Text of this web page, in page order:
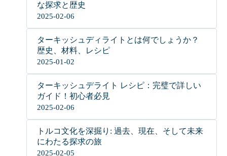
な探求と歴史
2025-02-06
ターキッシュディライトとは何でしょうか？
歴史、材料、レシピ
2025-01-02
ターキッシュデライト レシピ：完璧で詳しい
ガイド！初心者必見
2025-02-06
トルコ文化を深掘り: 過去、現在、そして未来
にわたる探求の旅
2025-02-05